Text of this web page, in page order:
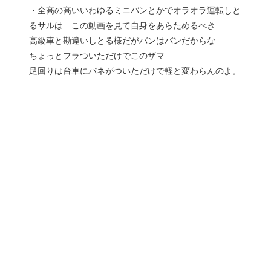
・全高の高いいわゆるミニバンとかでオラオラ運転しと
るサルは この動画を見て自身をあらためるべき
高級車と勘違いしとる様だがバンはバンだからな
ちょっとフラついただけでこのザマ
足回りは台車にバネがついただけで軽と変わらんのよ。